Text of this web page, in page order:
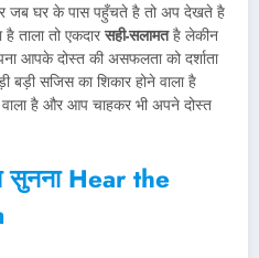
घर के पास पहुँचते है तो अप देखते है
ताला तो एकदारसही-सलामतहै लेकीन
आपके दोस्त की असफलता को दर्शाता
बड़ी सजिस का शिकार होने वाला है
है और आप चाहकर भी अपने दोस्त
सुनना Hear the